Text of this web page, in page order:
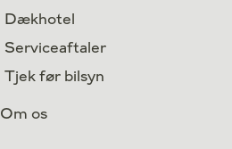
Dækhotel
Serviceaftaler
Tjek før bilsyn
Om os